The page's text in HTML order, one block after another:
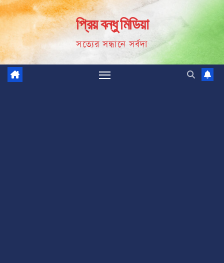
Skip
to
content
প্রিয় বন্ধু মিডিয়া
সত্যের সন্ধানে সর্বদা